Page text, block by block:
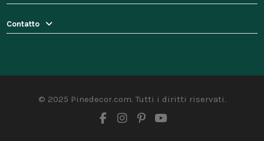
Contatto
© 2025 Pinedecor.com. Tutti i diritti riservati.